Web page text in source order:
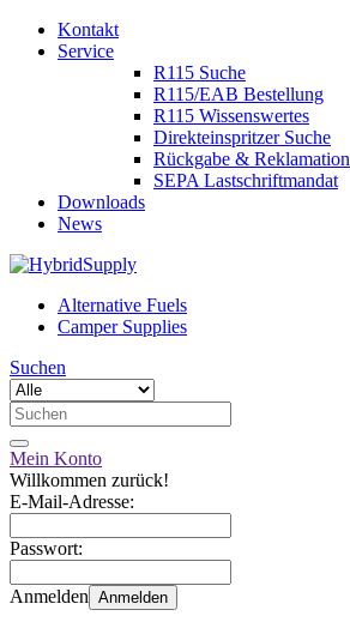
Kontakt
Service
R115 Suche
R115/EAB Bestellung
R115 Wissenswertes
Direkteinspritzer Suche
Rückgabe & Reklamation
SEPA Lastschriftmandat
Downloads
News
Alternative Fuels
Camper Supplies
Suchen
Mein Konto
Willkommen zurück!
E-Mail-Adresse:
Passwort:
Anmelden Anmelden